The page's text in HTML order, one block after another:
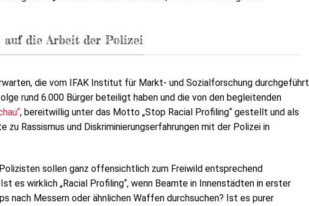
die Arbeit der Polizei
die vom IFAK Institut für Markt- und Sozialforschung durchgeführt
rund 6.000 Bürger beteiligt haben und die von den begleitenden
, bereitwillig unter das Motto „Stop Racial Profiling“ gestellt und als
zu Rassismus und Diskriminierungserfahrungen mit der Polizei in
sollen ganz offensichtlich zum Freiwild entsprechend
es wirklich „Racial Profiling“, wenn Beamte in Innenstädten in erster
nach Messern oder ähnlichen Waffen durchsuchen? Ist es purer